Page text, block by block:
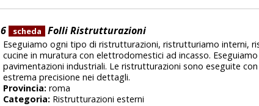
6 scheda Folli Ristrutturazioni
Eseguiamo ogni tipo di ristrutturazioni, ristrutturiamo interni,
cucine in muratura con elettrodomestici ad incasso.
pavimentazioni industriali. Le ristrutturazioni sono eseguite
estrema precisione nei dettagli.
Provincia: roma
Categoria: Ristrutturazioni esterni